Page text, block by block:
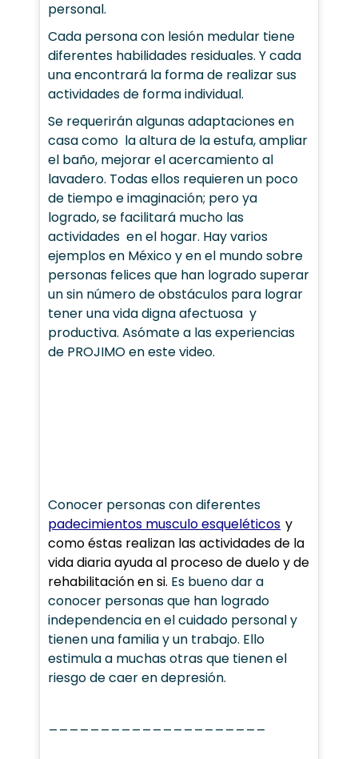
personal.
Cada persona con lesión medular tiene
diferentes habilidades residuales. Y cada
una encontrará la forma de realizar sus
actividades de forma individual.
Se requerirán algunas adaptaciones en
casa como la altura de la estufa, ampliar
el baño, mejorar el acercamiento al
lavadero. Todas ellos requieren un poco
de tiempo e imaginación; pero ya
logrado, se facilitará mucho las
actividades en el hogar. Hay varios
ejemplos en México y en el mundo sobre
personas felices que han logrado superar
un sin número de obstáculos para lograr
tener una vida digna afectuosa y
productiva. Asómate a las experiencias
de PROJIMO en este video.
Conocer personas con diferentes
padecimientos musculo esqueléticos y
como éstas realizan las actividades de la
vida diaria ayuda al proceso de duelo y de
rehabilitación en si. Es bueno dar a
conocer personas que han logrado
independencia en el cuidado personal y
tienen una familia y un trabajo. Ello
estimula a muchas otras que tienen el
riesgo de caer en depresión.